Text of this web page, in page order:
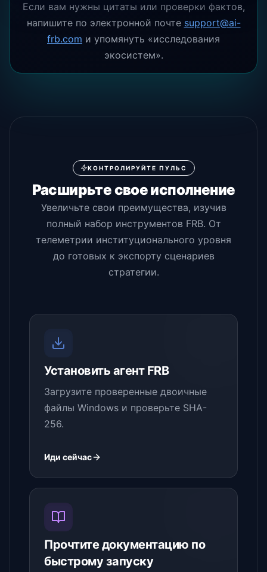
Если вам нужны цитаты или проверки фактов,
напишите по электронной почте support@ai-
frb.com и упомянуть «исследования
экосистем».
КОНТРОЛИРУЙТЕ ПУЛЬС
Расширьте свое исполнение
Увеличьте свои преимущества, изучив
полный набор инструментов FRB. От
телеметрии институционального уровня
до готовых к экспорту сценариев
стратегии.
Установить агент FRB
Загрузите проверенные двоичные
файлы Windows и проверьте SHA-
256.
Иди сейчас
Прочтите документацию по
быстрому запуску